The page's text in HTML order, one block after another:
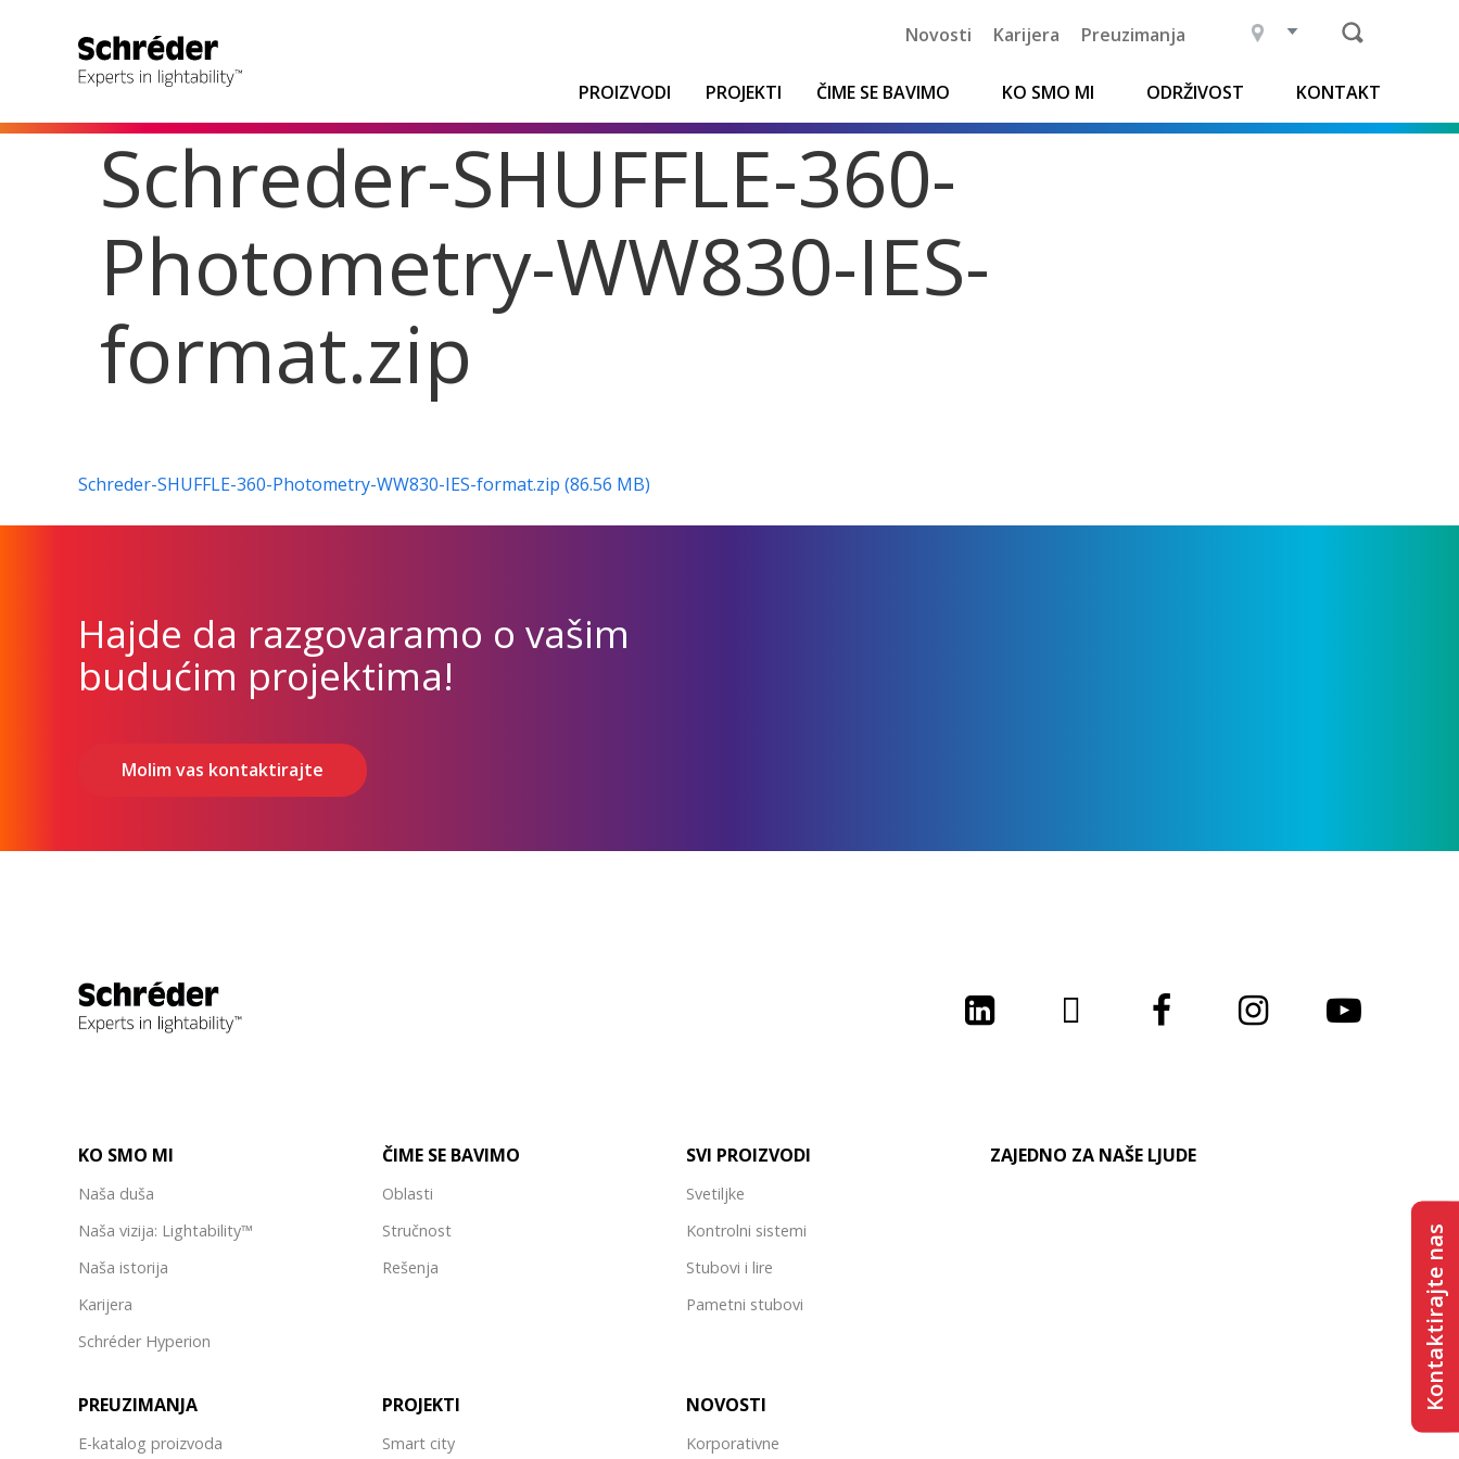
Novosti Karijera Preuzimanja
PROIZVODI PROJEKTI ČIME SE BAVIMO KO SMO MI ODRŽIVOST KONTAKT
Kontaktirajte nas
Schreder-SHUFFLE-360-
Photometry-WW830-IES-
format.zip
Schreder-SHUFFLE-360-Photometry-WW830-IES-format.zip (86.56 MB)
Hajde da razgovaramo o vašim
budućim projektima!
Molim vas kontaktirajte
KO SMO MI
Naša duša
Naša vizija: Lightability™
Naša istorija
Karijera
Schréder Hyperion
ČIME SE BAVIMO
Oblasti
Stručnost
Rešenja
SVI PROIZVODI
Svetiljke
Kontrolni sistemi
Stubovi i lire
Pametni stubovi
ZAJEDNO ZA NAŠE LJUDE
PREUZIMANJA
E-katalog proizvoda
PROJEKTI
Smart city
NOVOSTI
Korporativne